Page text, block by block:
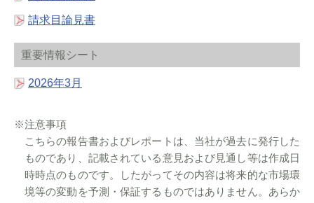
請求目論見書
重要情報シート
2026年3月
※注意事項
こちらの報告書およびレポートは、当社が過去に発行した
ものであり、記載されている意見および見通し等は作成日
時時点のものです。したがってその内容は将来的な市場環
境等の変動を予測・保証するものではありません。あらか